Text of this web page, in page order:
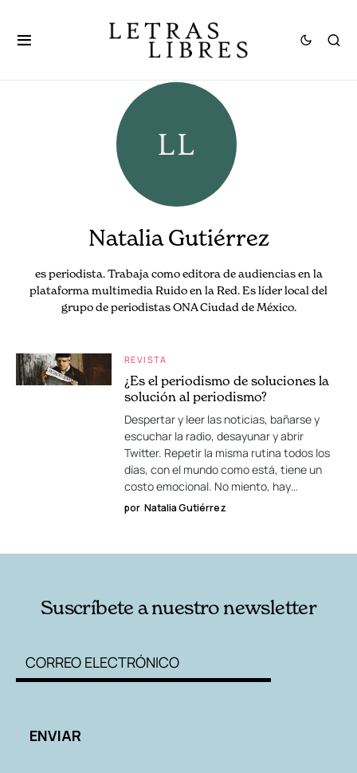
Natalia Gutiérrez
es periodista. Trabaja como editora de audiencias en la
plataforma multimedia Ruido en la Red. Es líder local del
grupo de periodistas ONA Ciudad de México.
REVISTA
¿Es el periodismo de soluciones la
solución al periodismo?
Despertar y leer las noticias, bañarse y
escuchar la radio, desayunar y abrir
Twitter. Repetir la misma rutina todos los
días, con el mundo como está, tiene un
costo emocional. No miento, hay…
por Natalia Gutiérrez
Suscríbete a nuestro newsletter